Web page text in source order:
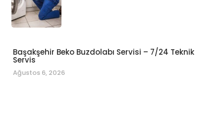
Başakşehir Beko Buzdolabı Servisi – 7/24 Teknik
Servis
Ağustos 6, 2026